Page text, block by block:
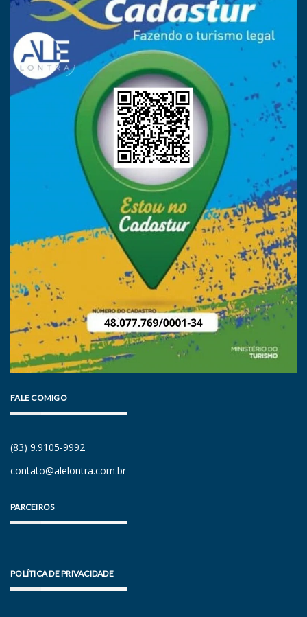
FALE COMIGO
(83) 9.9105-9992
contato@alelontra.com.br
PARCEIROS
POLÍTICA DE PRIVACIDADE